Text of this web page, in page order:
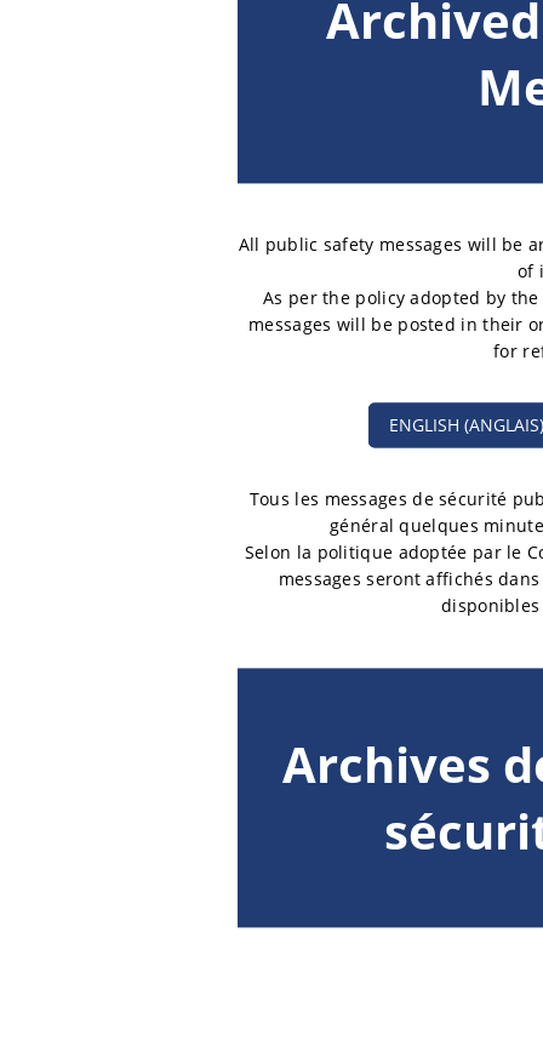
All public safety messages will be
of
As per the policy adopted by
messages will be posted in their
for
ENGLISH (ANGLAIS)
Tous les messages de sécurité
général quelques
Selon la politique adoptée par le
messages seront affichés
Archives